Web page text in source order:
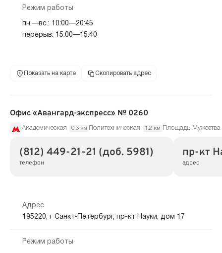
Режим работы
пн.—вс.: 10:00—20:45
перерыв: 15:00—15:40
Показать на карте Скопировать адрес
Офис «Авангард-экспресс» № 0260
Академическая 0.3 км Политехническая 1.2 км Площадь Мужества
(812) 449-21-21 (доб. 5981)
телефон
пр-кт
адрес
Адрес
195220, г Санкт-Петербург, пр-кт Науки, дом 17
Режим работы